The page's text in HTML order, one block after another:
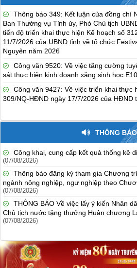
Thông báo 349: Kết luận của đồng chí
Ban Thường vụ Tỉnh ủy, Phó Chủ tịch
tiến độ triển khai thực hiện Kế hoạch số
11/7/2026 của UBND tỉnh về tổ chức
Nguyên năm 2026
Công văn 9520: Về việc tăng cường
sát thực hiện kinh doanh xăng sinh học
Công văn 9427: Về việc triển khai thực
309/NQ-HĐND ngày 17/7/2026 của HĐND
THÔNG BÁO
Công khai, cung cấp kết quả thống kê
(07/08/2026)
Thông báo đăng ký tham gia Chương
ngành nông nghiệp, ngư nghiệp theo
(07/08/2026)
THÔNG BÁO Về việc lấy ý kiến Nhân
Chủ tịch nước tặng thưởng Huân chương
(07/08/2026)